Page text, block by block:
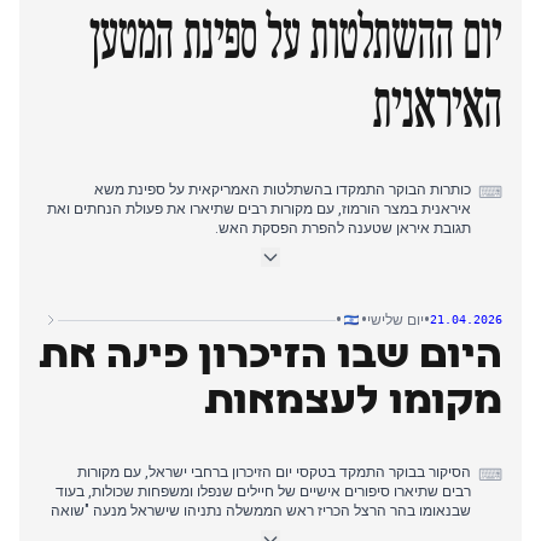
כלי שיט איראני במצר הורמוז, עם מקורות המתארים את ההשתלטות
והנזק לספינה, בעוד איראן מסרבת בו-זמנית להשתתף בסבב שיחות
נוסף.
יום ההשתלטות על ספינת המטען
האיראנית
⌨ כותרות הבוקר התמקדו בהשתלטות האמריקאית על ספינת משא
איראנית במצר הורמוז, עם מקורות רבים שתיארו את פעולת הנחתים ואת
תגובת איראן שטענה להפרת הפסקת האש.
איראני סודי שמכוון לבכירים ישראלים ולתשתיות אסטרטגיות, עם חשיפת
הממלכתי בכותל עם נאומים של הנשיא הרצוג והרמטכ"ל זמיר.
דיווחי הערב כיסו את הבהרתו של הנשיא טראמפ שישראל לא דחפה
אותו למלחמה עם איראן, אלא טבח ה-7 באוקטובר עשה זאת, תוך אישור
פקיעת הפסקת האש.
21.04.2026
•יום שלישי•
•
היום שבו הזיכרון פינה את
מקומו לעצמאות
⌨ הסיקור בבוקר התמקד בטקסי יום הזיכרון ברחבי ישראל, עם מקורות
רבים שתיארו סיפורים אישיים של חיילים שנפלו ומשפחות שכולות, בעוד
שבנאומו בהר הרצל הכריז ראש הממשלה נתניהו שישראל מנעה "שואה